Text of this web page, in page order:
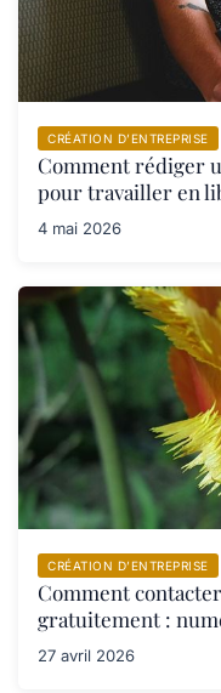
CRÉATION D’ENTREPRISE
Comment rédiger
pour travailler en
4 mai 2026
CRÉATION D’ENTREPRISE
Comment
gratuitement :
27 avril 2026